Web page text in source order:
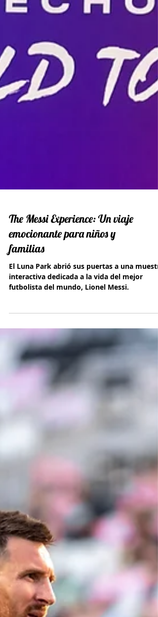
The Messi Experience: Un viaje
emocionante para niños y
familias
El Luna Park abrió sus puertas a una
futbolista del mundo, Lionel Messi.